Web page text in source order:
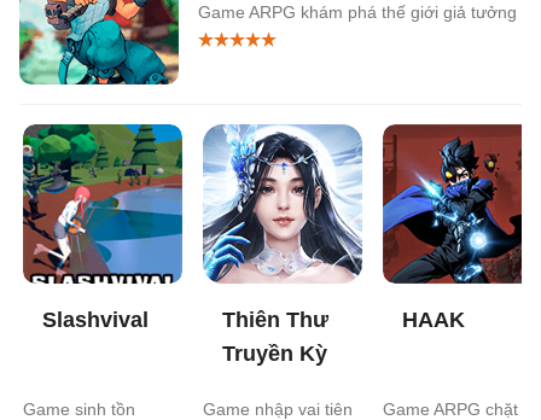
Game ARPG khám phá thế giới giả tưởng
Slashvival
Game sinh tồn
Thiên Thư
Truyền Kỳ
Game nhập vai tiên
HAAK
Game ARPG chặt